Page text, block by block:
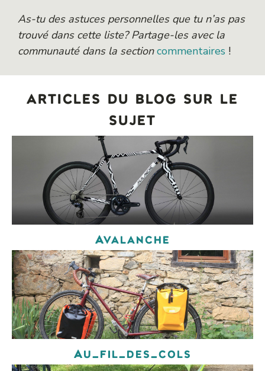
As-tu des astuces personnelles que tu n’as pas
trouvé dans cette liste? Partage-les avec la
communauté dans la sectioncommentaires !
articles du blog sur le
sujet
Avalanche
Au_fil_des_cols